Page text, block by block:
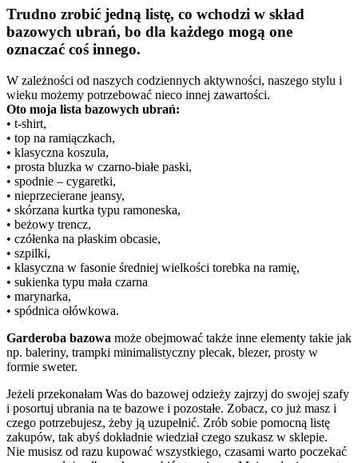
Trudno zrobić jedną listę, co wchodzi w skład
bazowych ubrań, bo dla każdego mogą one
oznaczać coś innego.
W zależności od naszych codziennych aktywności, naszego stylu i
wieku możemy potrzebować nieco innej zawartości.
Oto moja lista bazowych ubrań:
• t-shirt,
• top na ramiączkach,
• klasyczna koszula,
• prosta bluzka w czarno-białe paski,
• spodnie – cygaretki,
• nieprzecierane jeansy,
• skórzana kurtka typu ramoneska,
• beżowy trencz,
• czółenka na płaskim obcasie,
• szpilki,
• klasyczna w fasonie średniej wielkości torebka na ramię,
• sukienka typu mała czarna
• marynarka,
• spódnica ołówkowa.
Garderoba bazowa może obejmować także inne elementy takie jak
np. baleriny, trampki minimalistyczny plecak, blezer, prosty w
formie sweter.
Jeżeli przekonałam Was do bazowej odzieży zajrzyj do swojej szafy
i posortuj ubrania na te bazowe i pozostałe. Zobacz, co już masz i
czego potrzebujesz, żeby ją uzupełnić. Zrób sobie pomocną listę
zakupów, tak abyś dokładnie wiedział czego szukasz w sklepie.
Nie musisz od razu kupować wszystkiego, czasami warto poczekać